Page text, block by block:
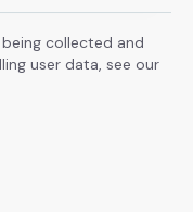
collected and
user data, see our